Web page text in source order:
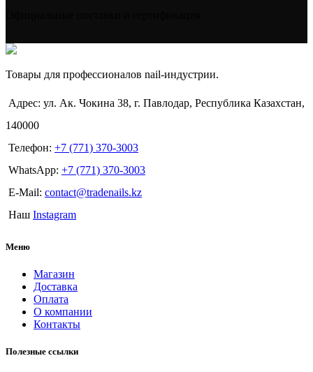
Товары для профессионалов nail-индустрии.
Адрес: ул. Ак. Чокина 38, г. Павлодар, Республика Казахстан,
140000
Телефон: +7 (771) 370-3003
WhatsApp: +7 (771) 370-3003
E-Mail: contact@tradenails.kz
Наш Instagram
Меню
Магазин
Доставка
Оплата
О компании
Контакты
Полезные ссылки